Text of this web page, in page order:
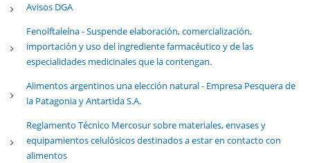
Avisos DGA
Fenolftaleína - Suspende elaboración, comercialización,
importación y uso del ingrediente farmacéutico y de las
especialidades medicinales que la contengan.
Alimentos argentinos una elección natural - Empresa Pesquera de
la Patagonia y Antartida S.A.
Reglamento Técnico Mercosur sobre materiales, envases y
equipamientos celulósicos destinados a estar en contacto con
alimentos